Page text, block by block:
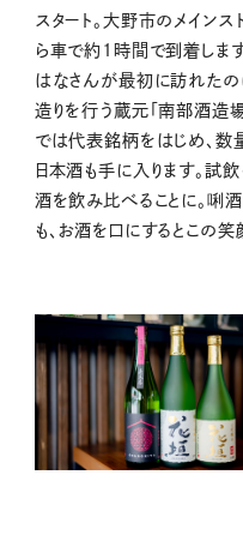
スタート。大野市のメインス
ら車で約1時間で到着します
はなさんが最初に訪れたの
造りを行う蔵元「南部酒造
では代表銘柄をはじめ、
日本酒も手に入ります。試
酒を飲み比べることに。唎
も、お酒を口にするとこの笑